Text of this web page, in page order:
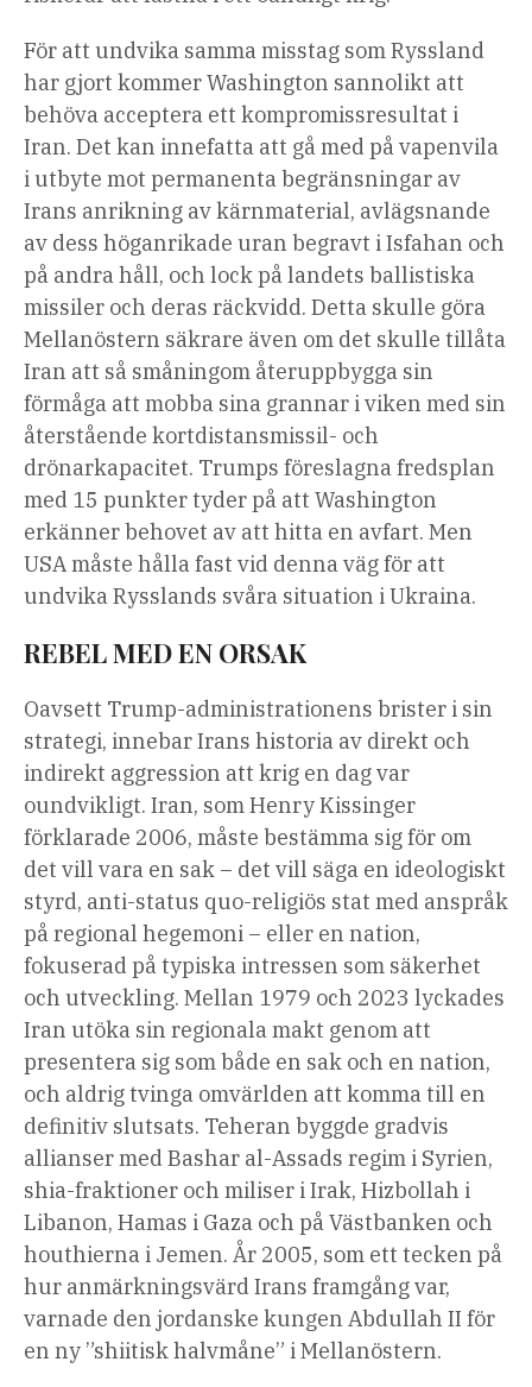
För att undvika samma misstag som Ryssland
har gjort kommer Washington sannolikt att
behöva acceptera ett kompromissresultat i
Iran. Det kan innefatta att gå med på vapenvila
i utbyte mot permanenta begränsningar av
Irans anrikning av kärnmaterial, avlägsnande
av dess höganrikade uran begravt i Isfahan och
på andra håll, och lock på landets ballistiska
missiler och deras räckvidd. Detta skulle göra
Mellanöstern säkrare även om det skulle tillåta
Iran att så småningom återuppbygga sin
förmåga att mobba sina grannar i viken med sin
återstående kortdistansmissil- och
drönarkapacitet. Trumps föreslagna fredsplan
med 15 punkter tyder på att Washington
erkänner behovet av att hitta en avfart. Men
USA måste hålla fast vid denna väg för att
undvika Rysslands svåra situation i Ukraina.
REBEL MED EN ORSAK
Oavsett Trump-administrationens brister i sin
strategi, innebar Irans historia av direkt och
indirekt aggression att krig en dag var
oundvikligt. Iran, som Henry Kissinger
förklarade 2006, måste bestämma sig för om
det vill vara en sak – det vill säga en ideologiskt
styrd, anti-status quo-religiös stat med anspråk
på regional hegemoni – eller en nation,
fokuserad på typiska intressen som säkerhet
och utveckling. Mellan 1979 och 2023 lyckades
Iran utöka sin regionala makt genom att
presentera sig som både en sak och en nation,
och aldrig tvinga omvärlden att komma till en
definitiv slutsats. Teheran byggde gradvis
allianser med Bashar al-Assads regim i Syrien,
shia-fraktioner och miliser i Irak, Hizbollah i
Libanon, Hamas i Gaza och på Västbanken och
houthierna i Jemen. År 2005, som ett tecken på
hur anmärkningsvärd Irans framgång var,
varnade den jordanske kungen Abdullah II för
en ny ”shiitisk halvmåne” i Mellanöstern.